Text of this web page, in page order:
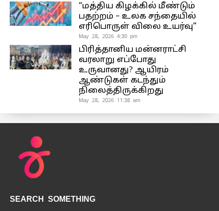
“மத்திய கிழக்கில் மீண்டும்
பதற்றம் – உலக சந்தையில்
எரிபொருள் விலை உயர்வு”
May 28, 2026 4:30 pm
பிரித்தானிய மன்னராட்சி
வரலாறு எப்போது
உருவானது? ஆயிரம்
ஆண்டுகள் கடந்தும்
நிலைத்திருக்கிறது
May 28, 2026 11:38 am
SEARCH SOMETHING